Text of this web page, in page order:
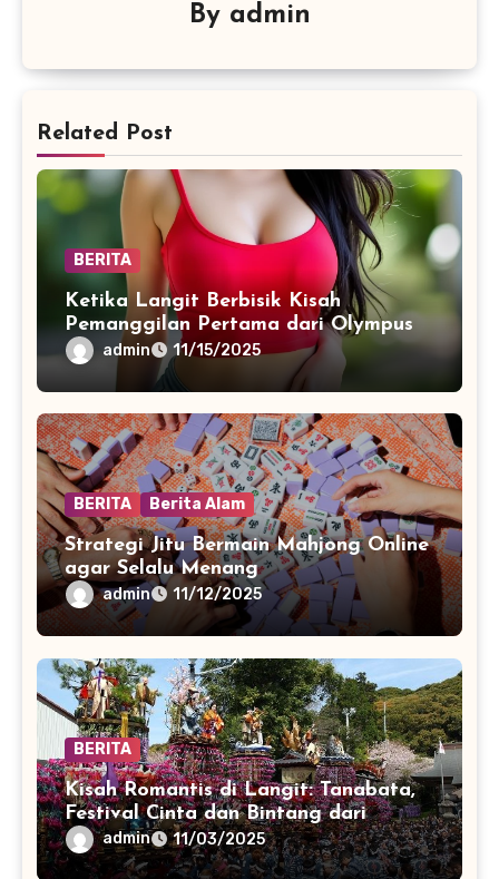
By admin
Related Post
BERITA
Ketika Langit Berbisik Kisah
Pemanggilan Pertama dari Olympus
admin 11/15/2025
BERITA Berita Alam
Strategi Jitu Bermain Mahjong Online
agar Selalu Menang
admin 11/12/2025
BERITA
Kisah Romantis di Langit: Tanabata,
Festival Cinta dan Bintang dari
Jepang
admin 11/03/2025